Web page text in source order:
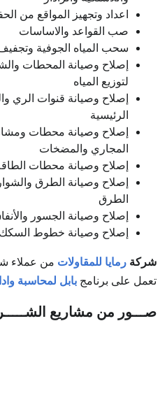
اعداد وتجهيز المواقع من
صب القواعد والاساسات
سحب المياه الجوفية
إصلاح وصيانة المحطات
لتوزيع المياه
إصلاح وصيانة قنوات الري
الرئيسية
إصلاح وصيانة محطات
المجاري والمضخات
إصلاح وصيانة محطات
إصلاح وصيانة الطرق
الطرق
إصلاح وصيانة الجسور
إصلاح وصيانة خطوط السكك
شركة رمايا للمقاولات من عملاء
تعمل على برنامج بابل لمحاسبة
صـــور من مشاريع